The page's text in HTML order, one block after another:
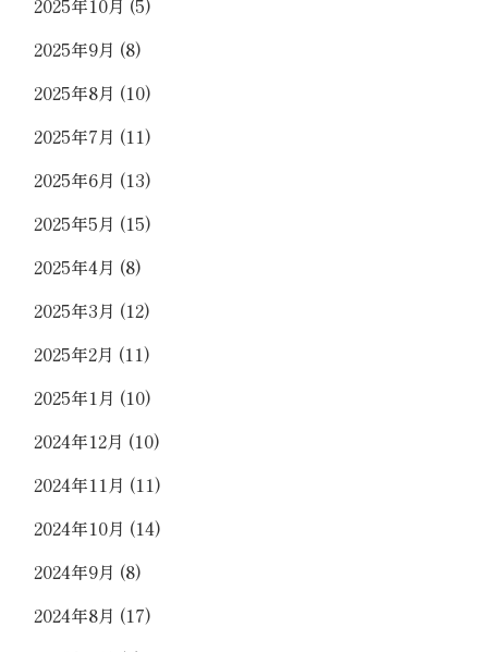
2025年10月 (5)
2025年9月 (8)
2025年8月 (10)
2025年7月 (11)
2025年6月 (13)
2025年5月 (15)
2025年4月 (8)
2025年3月 (12)
2025年2月 (11)
2025年1月 (10)
2024年12月 (10)
2024年11月 (11)
2024年10月 (14)
2024年9月 (8)
2024年8月 (17)